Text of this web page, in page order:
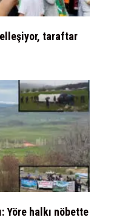
taraftar
Yöre halkı nöbette